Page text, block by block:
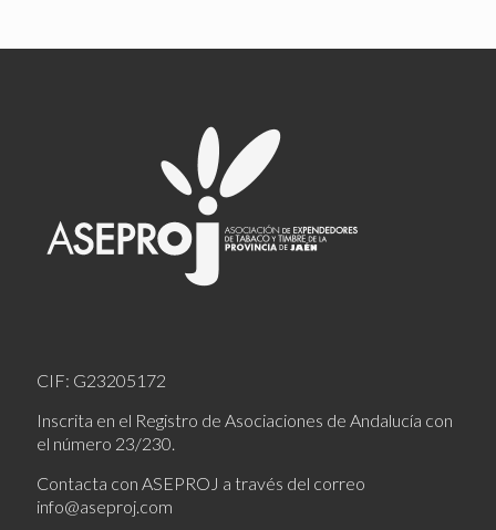
CIF: G23205172
Inscrita en el Registro de Asociaciones de Andalucía con
el número 23/230.
Contacta con ASEPROJ a través del correo
info@aseproj.com